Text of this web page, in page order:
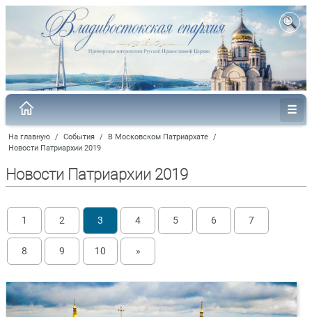
На главную / События / В Московском Патриархате /
Новости Патриархии 2019
Новости Патриархии 2019
1 2 3 4 5 6 7
8 9 10 »